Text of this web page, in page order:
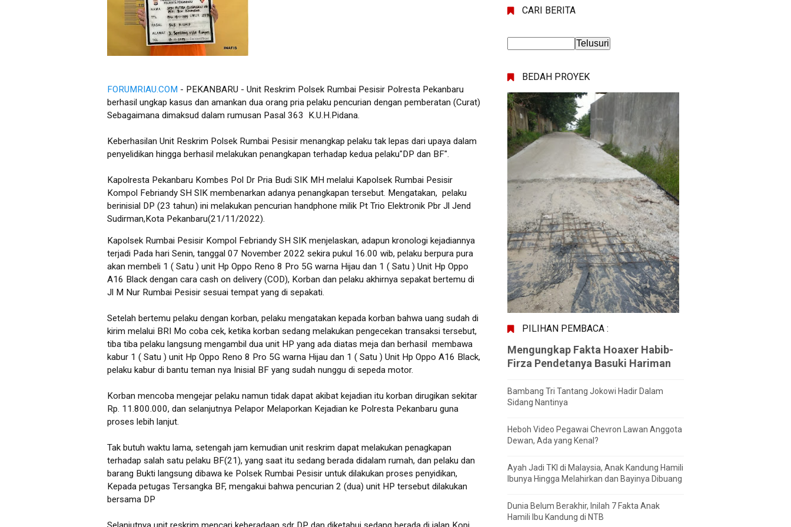
FORUMRIAU.COM - PEKANBARU - Unit Reskrim Polsek Rumbai Pesisir Polresta Pekanbaru
berhasil ungkap kasus dan amankan dua orang pria pelaku pencurian dengan pemberatan (Curat)
Sebagaimana dimaksud dalam rumusan Pasal 363 K.U.H.Pidana.
Keberhasilan Unit Reskrim Polsek Rumbai Pesisir menangkap pelaku tak lepas dari upaya dalam
penyelidikan hingga berhasil melakukan penangkapan terhadap kedua pelaku"DP dan BF".
Kapolresta Pekanbaru Kombes Pol Dr Pria Budi SIK MH melalui Kapolsek Rumbai Pesisir
Kompol Febriandy SH SIK membenarkan adanya penangkapan tersebut. Mengatakan, pelaku
berinisial DP (23 tahun) ini melakukan pencurian handphone milik Pt Trio Elektronik Pbr Jl Jend
Sudirman,Kota Pekanbaru(21/11/2022).
Kapolsek Rumbai Pesisir Kompol Febriandy SH SIK menjelaskan, adapun kronologi kejadiannya
terjadi Pada hari Senin, tanggal 07 November 2022 sekira pukul 16.00 wib, pelaku berpura pura
akan membeli 1 ( Satu ) unit Hp Oppo Reno 8 Pro 5G warna Hijau dan 1 ( Satu ) Unit Hp Oppo
A16 Black dengan cara cash on delivery (COD), Korban dan pelaku akhirnya sepakat bertemu di
Jl M Nur Rumbai Pesisir sesuai tempat yang di sepakati.
Setelah bertemu pelaku dengan korban, pelaku mengatakan kepada korban bahwa uang sudah di
kirim melalui BRI Mo coba cek, ketika korban sedang melakukan pengecekan transaksi tersebut,
tiba tiba pelaku langsung mengambil dua unit HP yang ada diatas meja dan berhasil membawa
kabur 1 ( Satu ) unit Hp Oppo Reno 8 Pro 5G warna Hijau dan 1 ( Satu ) Unit Hp Oppo A16 Black,
pelaku kabur di bantu teman nya Inisial BF yang sudah nunggu di sepeda motor.
Korban mencoba mengejar pelaku namun tidak dapat akibat kejadian itu korban dirugikan sekitar
Rp. 11.800.000, dan selanjutnya Pelapor Melaporkan Kejadian ke Polresta Pekanbaru guna
proses lebih lanjut.
Tak butuh waktu lama, setengah jam kemudian unit reskrim dapat melakukan penagkapan
terhadap salah satu pelaku BF(21), yang saat itu sedang berada didalam rumah, dan pelaku dan
barang Bukti langsung dibawa ke Polsek Rumbai Pesisir untuk dilakukan proses penyidikan,
Kepada petugas Tersangka BF, mengakui bahwa pencurian 2 (dua) unit HP tersebut dilakukan
bersama DP
CARI BERITA
BEDAH PROYEK
PILIHAN PEMBACA :
Mengungkap Fakta Hoaxer Habib-
Firza Pendetanya Basuki Hariman
Bambang Tri Tantang Jokowi Hadir Dalam
Sidang Nantinya
Heboh Video Pegawai Chevron Lawan Anggota
Dewan, Ada yang Kenal?
Ayah Jadi TKI di Malaysia, Anak Kandung Hamili
Ibunya Hingga Melahirkan dan Bayinya Dibuang
Dunia Belum Berakhir, Inilah 7 Fakta Anak
Hamili Ibu Kandung di NTB